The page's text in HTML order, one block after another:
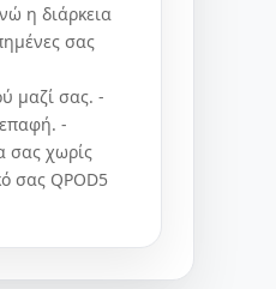
η διάρκεια
σας
μαζί σας. -
-
σας χωρίς
σας QPOD5